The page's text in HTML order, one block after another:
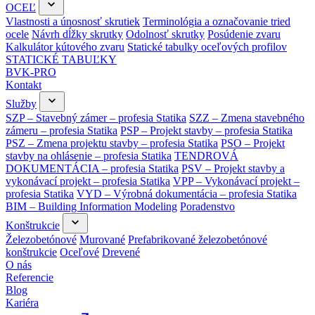
OCEĽ
Vlastnosti a únosnosť skrutiek Terminológia a označovanie tried
ocele Návrh dĺžky skrutky Odolnosť skrutky Posúdenie zvaru
Kalkulátor kútového zvaru Statické tabulky oceľových profilov
STATICKÉ TABUĽKY
BVK-PRO
Kontakt
Služby
SZP – Stavebný zámer – profesia Statika SZZ – Zmena stavebného
zámeru – profesia Statika PSP – Projekt stavby – profesia Statika
PSZ – Zmena projektu stavby – profesia Statika PSO – Projekt
stavby na ohlásenie – profesia Statika TENDROVÁ
DOKUMENTÁCIA – profesia Statika PSV – Projekt stavby a
vykonávací projekt – profesia Statika VPP – Vykonávací projekt –
profesia Statika VYD – Výrobná dokumentácia – profesia Statika
BIM – Building Information Modeling Poradenstvo
Konštrukcie
Železobetónové Murované Prefabrikované železobetónové
konštrukcie Oceľové Drevené
O nás
Referencie
Blog
Kariéra